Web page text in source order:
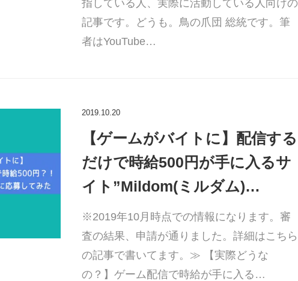
指している人、実際に活動している人向けの
記事です。どうも。鳥の爪団 総統です。筆
者はYouTube…
2019.10.20
【ゲームがバイトに】配信する
だけで時給500円が手に入るサ
イト”Mildom(ミルダム)…
※2019年10月時点での情報になります。審
査の結果、申請が通りました。詳細はこちら
の記事で書いてます。≫ 【実際どうな
の？】ゲーム配信で時給が手に入る…